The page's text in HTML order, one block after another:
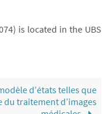
is located in the UBS
d’états telles que
du traitement d’images